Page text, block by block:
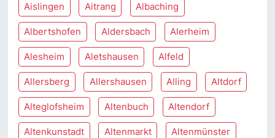
Aislingen Aitrang Albaching
Albertshofen Aldersbach Alerheim
Alesheim Aletshausen Alfeld
Allersberg Allershausen Alling Altdorf
Alteglofsheim Altenbuch Altendorf
Altenkunstadt Altenmarkt Altenmünster